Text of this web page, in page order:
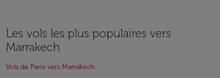
Les vols les plus populaires vers
Marrakech
Vols de Paris vers Marrakech